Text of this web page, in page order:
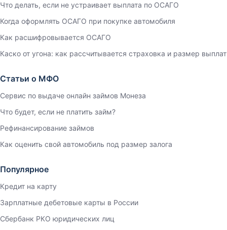
Что делать, если не устраивает выплата по ОСАГО
Когда оформлять ОСАГО при покупке автомобиля
Как расшифровывается ОСАГО
Каско от угона: как рассчитывается страховка и размер выплат
Статьи о МФО
Сервис по выдаче онлайн займов Монеза
Что будет, если не платить займ?
Рефинансирование займов
Как оценить свой автомобиль под размер залога
Популярное
Кредит на карту
Зарплатные дебетовые карты в России
Сбербанк РКО юридических лиц